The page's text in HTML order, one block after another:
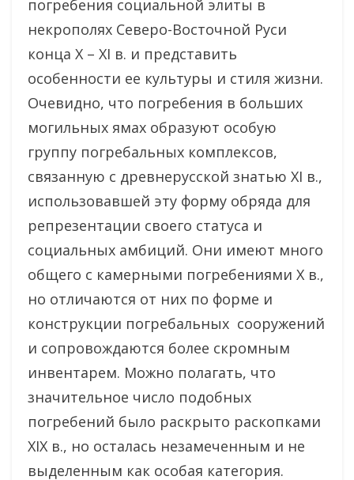
погребения социальной элиты в
некрополях Северо-Восточной Руси
конца X – XI в. и представить
особенности ее культуры и стиля жизни.
Очевидно, что погребения в больших
могильных ямах образуют особую
группу погребальных комплексов,
связанную с древнерусской знатью XI в.,
использовавшей эту форму обряда для
репрезентации своего статуса и
социальных амбиций. Они имеют много
общего с камерными погребениями X в.,
но отличаются от них по форме и
конструкции погребальных сооружений
и сопровождаются более скромным
инвентарем. Можно полагать, что
значительное число подобных
погребений было раскрыто раскопками
XIX в., но осталась незамеченным и не
выделенным как особая категория.